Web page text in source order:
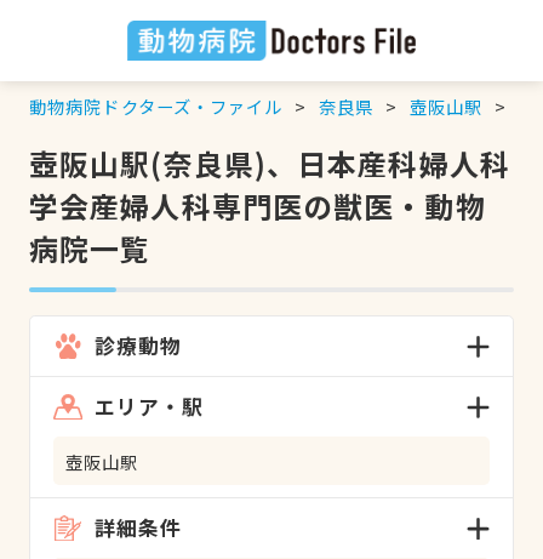
動物病院ドクターズ・ファイル 奈良県 壺阪山駅
壺阪山駅(奈良県)、日本産科婦人科
学会産婦人科専門医の獣医・動物
病院一覧
診療動物
エリア・駅
壺阪山駅
詳細条件